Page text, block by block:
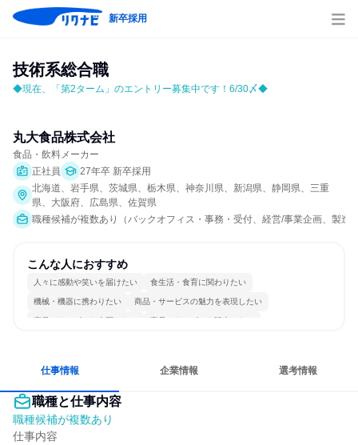
新卒採用
技術系総合職
◆現在、「第2ターム」のエントリー募集中です！6/30〆◆
丸大食品株式会社
食品・飲料メーカー
正社員
27年卒 新卒採用
北海道、岩手県、茨城県、栃木県、神奈川県、新潟県、静岡県、三重
県、大阪府、広島県、佐賀県
職種候補が複数あり（バックオフィス・事務・受付、経営/事業企画、製
こんな人におすすめ
人々に感動や笑いを届けたい 食生活・食育に関わりたい
機械・機器に携わりたい 商品・サービスの魅力を表現したい
商品・サービスを企画したい 商品・サービスを販売したい
仕事情報 企業情報 選考情報
職種と仕事内容
職種候補が複数あり
仕事内容